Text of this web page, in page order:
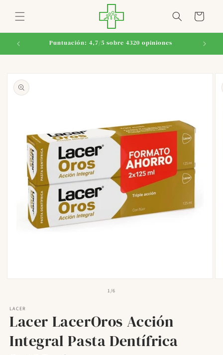
directamente
al contenido
Carrito
Puntuación: 4,7/5 sobre 4320 opiniones
a la
información
en
una
ventana
1/de
6
LACER
Lacer LacerOros Acción
Integral Pasta Dentífrica